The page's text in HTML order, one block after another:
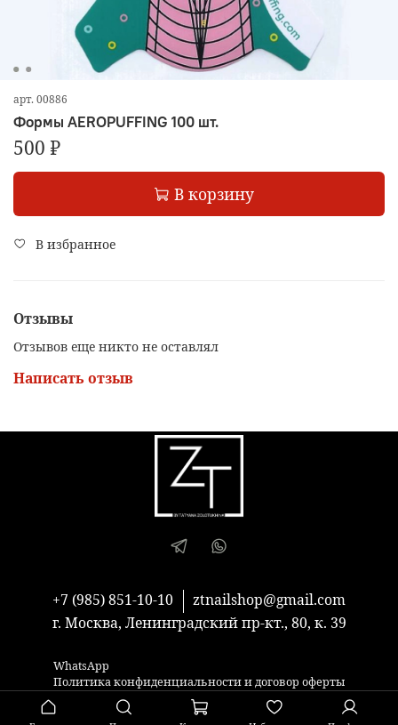
арт. 00886
Формы AEROPUFFING 100 шт.
500 ₽
В корзину
В избранное
Отзывы
Отзывов еще никто не оставлял
Написать отзыв
+7 (985) 851-10-10
ztnailshop@gmail.com
г. Москва, Ленинградский пр-кт., 80, к. 39
WhatsApp
Политика конфиденциальности и договор оферты